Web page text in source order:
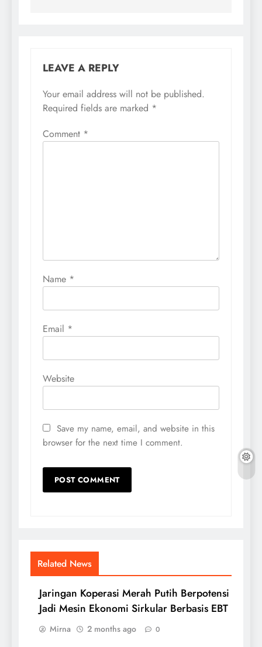
LEAVE A REPLY
Your email address will not be published.
Required fields are marked *
Comment *
Name *
Email *
Website
Save my name, email, and website in this
browser for the next time I comment.
Related News
Jaringan Koperasi Merah Putih Berpotensi
Jadi Mesin Ekonomi Sirkular Berbasis EBT
Mirna 2 months ago 0